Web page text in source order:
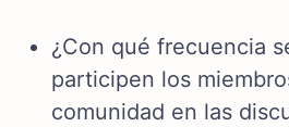
¿Con qué frecuencia
participen los
comunidad en las